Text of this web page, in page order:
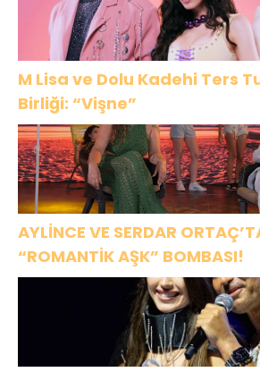
M Lisa ve Dolu Kadehi Ters
Birliği: “Vişne”
AYLİNCE VE SERDAR
“ROMANTİK AŞK” BOMBASI!